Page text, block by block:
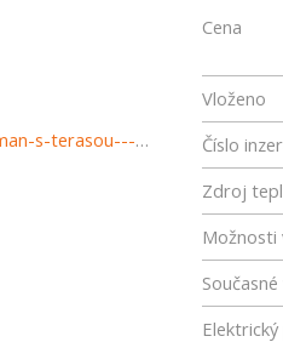
https://www.reality-poprad.com/predaj-bytov-byty-novostavby/2izbovy-apartman-s-terasou---Velka-Lomnica-37217/?utm_source=areality&utm_medium=xml&utm_term=37217&utm_content=byt&utm_campaign=portaly
Cena
Vloženo
Číslo
Zdroj
Možnosti